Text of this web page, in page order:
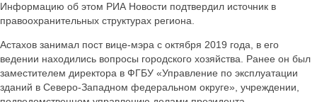
Информацию об этом РИА Новости подтвердил источник в
правоохранительных структурах региона.
Астахов занимал пост вице-мэра с октября 2019 года, в его
ведении находились вопросы городского хозяйства. Ранее он был
заместителем директора в ФГБУ «Управление по эксплуатации
зданий в Северо-Западном федеральном округе», учреждении,